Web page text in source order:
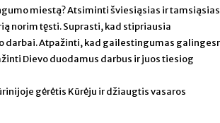
miestą? Atsiminti šviesiąsias ir tamsiąsias
norim tęsti. Suprasti, kad stipriausia
Atpažinti, kad gailestingumas
Dievo duodamus darbus ir juos tiesiog
gėrėtis Kūrėju ir džiaugtis vasaros